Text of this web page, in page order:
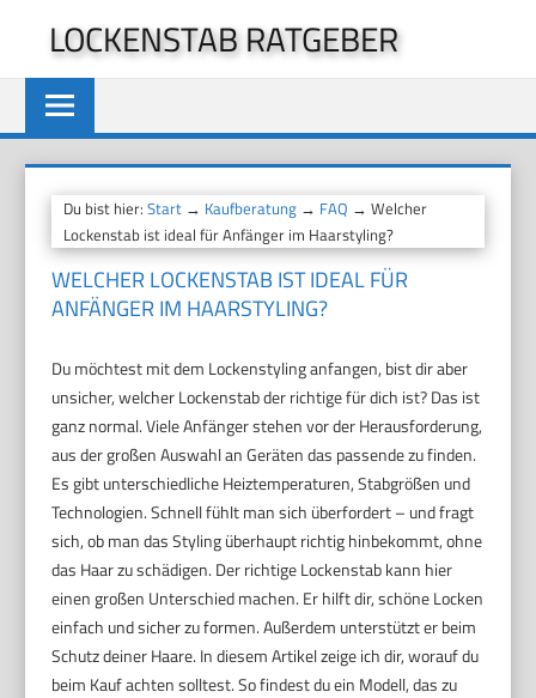
springen
LOCKENSTAB RATGEBER
Du bist hier:Start → Kaufberatung → FAQ → Welcher
Lockenstab ist ideal für Anfänger im Haarstyling?
WELCHER LOCKENSTAB IST IDEAL FÜR
ANFÄNGER IM HAARSTYLING?
Du möchtest mit dem Lockenstyling anfangen, bist dir aber
unsicher, welcher Lockenstab der richtige für dich ist? Das ist
ganz normal. Viele Anfänger stehen vor der Herausforderung,
aus der großen Auswahl an Geräten das passende zu finden.
Es gibt unterschiedliche Heiztemperaturen, Stabgrößen und
Technologien. Schnell fühlt man sich überfordert – und fragt
sich, ob man das Styling überhaupt richtig hinbekommt, ohne
das Haar zu schädigen. Der richtige Lockenstab kann hier
einen großen Unterschied machen. Er hilft dir, schöne Locken
einfach und sicher zu formen. Außerdem unterstützt er beim
Schutz deiner Haare. In diesem Artikel zeige ich dir, worauf du
beim Kauf achten solltest. So findest du ein Modell, das zu